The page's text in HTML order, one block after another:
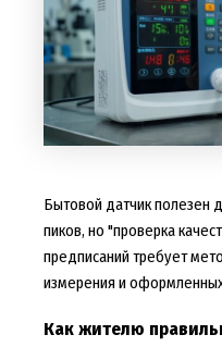
Бытовой датчик полезен
пиков, но "проверка
предписаний требует
измерения и оформленных
Как жителю